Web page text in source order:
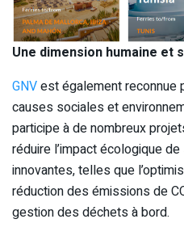
Une dimension humaine et
GNVest également reconnue
causes sociales et
participe à de nombreux
réduire l’impact écologique
innovantes, telles que
réduction des émissions de
gestion des déchets à bord.